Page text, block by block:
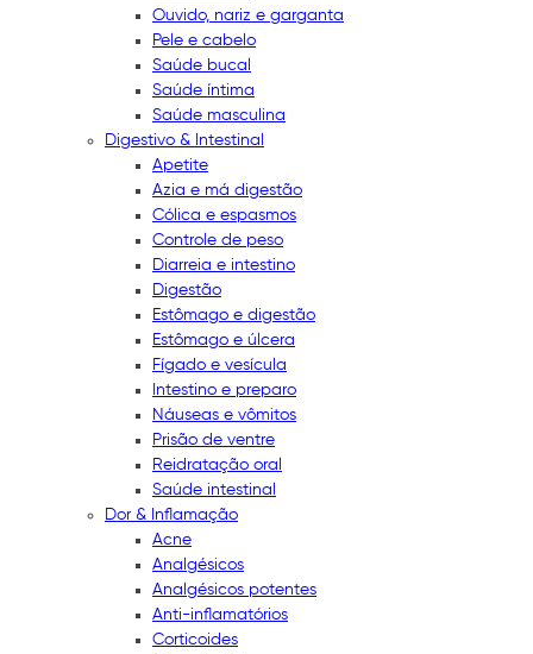
Ouvido, nariz e garganta
Pele e cabelo
Saúde bucal
Saúde íntima
Saúde masculina
Digestivo & Intestinal
Apetite
Azia e má digestão
Cólica e espasmos
Controle de peso
Diarreia e intestino
Digestão
Estômago e digestão
Estômago e úlcera
Fígado e vesícula
Intestino e preparo
Náuseas e vômitos
Prisão de ventre
Reidratação oral
Saúde intestinal
Dor & Inflamação
Acne
Analgésicos
Analgésicos potentes
Anti-inflamatórios
Corticoides